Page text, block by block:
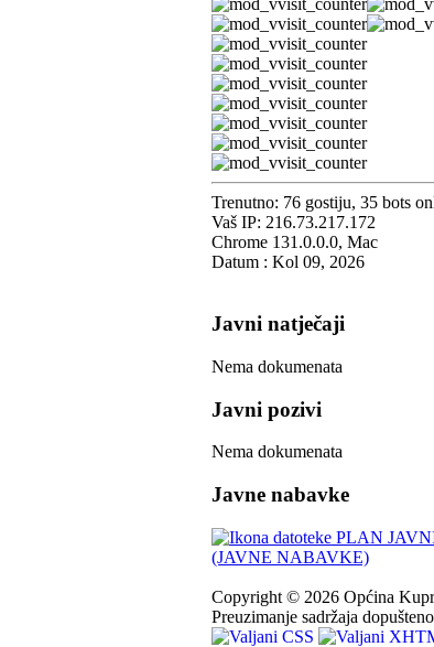
Trenutno: 76 gostiju, 35 bots
Vaš IP: 216.73.217.172
Chrome 131.0.0.0, Mac
Datum : Kol 09, 2026
Javni natječaji
Nema dokumenata
Javni pozivi
Nema dokumenata
Javne nabavke
PLAN
(JAVNE NABAVKE)
Copyright © 2026 Općina
Preuzimanje sadržaja